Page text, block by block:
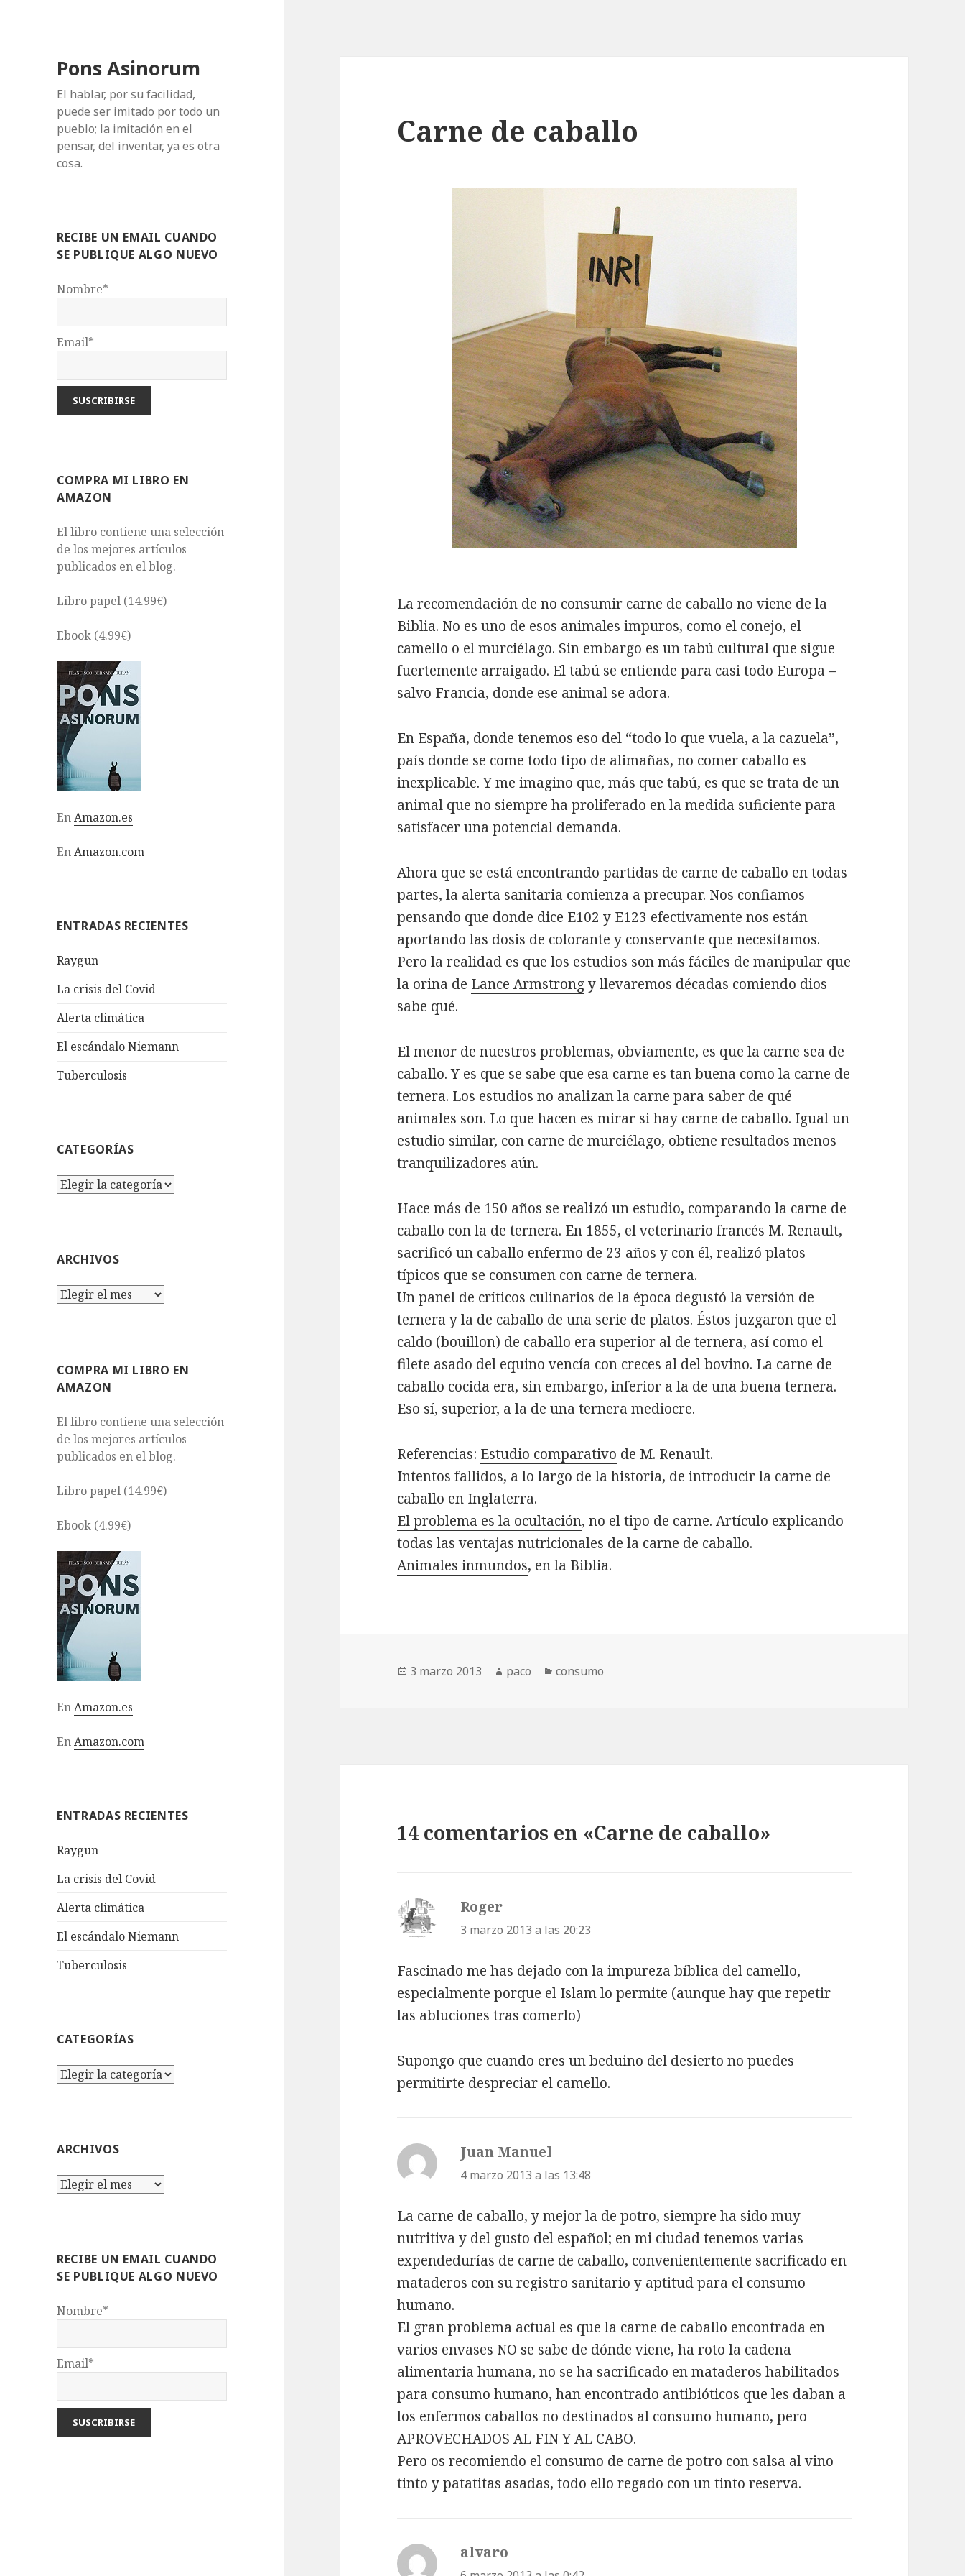
Pons Asinorum
El hablar, por su facilidad,
puede ser imitado por todo un
pueblo; la imitación en el
pensar, del inventar, ya es otra
cosa.
RECIBE UN EMAIL CUANDO
SE PUBLIQUE ALGO NUEVO
Nombre*
Email*
COMPRA MI LIBRO EN
AMAZON
El libro contiene una selección
de los mejores artículos
publicados en el blog.
Libro papel (14.99€)
Ebook (4.99€)
EnAmazon.es
EnAmazon.com
ENTRADAS RECIENTES
Raygun
La crisis del Covid
Alerta climática
El escándalo Niemann
Tuberculosis
CATEGORÍAS
Categorías
ARCHIVOS
Archivos
COMPRA MI LIBRO EN
AMAZON
El libro contiene una selección
de los mejores artículos
publicados en el blog.
Libro papel (14.99€)
Ebook (4.99€)
EnAmazon.es
EnAmazon.com
ENTRADAS RECIENTES
Raygun
La crisis del Covid
Alerta climática
El escándalo Niemann
Tuberculosis
CATEGORÍAS
Categorías
ARCHIVOS
Archivos
RECIBE UN EMAIL CUANDO
SE PUBLIQUE ALGO NUEVO
Nombre*
Email*
Carne de caballo
La recomendación de no consumir carne de caballo no viene de la
Biblia. No es uno de esos animales impuros, como el conejo, el
camello o el murciélago. Sin embargo es un tabú cultural que sigue
fuertemente arraigado. El tabú se entiende para casi todo Europa –
salvo Francia, donde ese animal se adora.
En España, donde tenemos eso del “todo lo que vuela, a la cazuela”,
país donde se come todo tipo de alimañas, no comer caballo es
inexplicable. Y me imagino que, más que tabú, es que se trata de un
animal que no siempre ha proliferado en la medida suficiente para
satisfacer una potencial demanda.
Ahora que se está encontrando partidas de carne de caballo en todas
partes, la alerta sanitaria comienza a precupar. Nos confiamos
pensando que donde dice E102 y E123 efectivamente nos están
aportando las dosis de colorante y conservante que necesitamos.
Pero la realidad es que los estudios son más fáciles de manipular que
la orina de Lance Armstrongy llevaremos décadas comiendo dios
sabe qué.
El menor de nuestros problemas, obviamente, es que la carne sea de
caballo. Y es que se sabe que esa carne es tan buena como la carne de
ternera. Los estudios no analizan la carne para saber de qué
animales son. Lo que hacen es mirar si hay carne de caballo. Igual un
estudio similar, con carne de murciélago, obtiene resultados menos
tranquilizadores aún.
Hace más de 150 años se realizó un estudio, comparando la carne de
caballo con la de ternera. En 1855, el veterinario francés M. Renault,
sacrificó un caballo enfermo de 23 años y con él, realizó platos
típicos que se consumen con carne de ternera.
Un panel de críticos culinarios de la época degustó la versión de
ternera y la de caballo de una serie de platos. Éstos juzgaron que el
caldo (bouillon) de caballo era superior al de ternera, así como el
filete asado del equino vencía con creces al del bovino. La carne de
caballo cocida era, sin embargo, inferior a la de una buena ternera.
Eso sí, superior, a la de una ternera mediocre.
Referencias: Estudio comparativo de M. Renault.
Intentos fallidos, a lo largo de la historia, de introducir la carne de
caballo en Inglaterra.
El problema es la ocultación, no el tipo de carne. Artículo explicando
todas las ventajas nutricionales de la carne de caballo.
Animales inmundos, en la Biblia.
Publicado
3 marzo 2013 Autor
paco Categorías
consumo
14 comentarios en «Carne de caballo»
Roger
3 marzo 2013 a las 20:23
Fascinado me has dejado con la impureza bíblica del camello,
especialmente porque el Islam lo permite (aunque hay que repetir
las abluciones tras comerlo)
Supongo que cuando eres un beduino del desierto no puedes
permitirte despreciar el camello.
Juan Manuel
4 marzo 2013 a las 13:48
La carne de caballo, y mejor la de potro, siempre ha sido muy
nutritiva y del gusto del español; en mi ciudad tenemos varias
expendedurías de carne de caballo, convenientemente sacrificado en
mataderos con su registro sanitario y aptitud para el consumo
humano.
El gran problema actual es que la carne de caballo encontrada en
varios envases NO se sabe de dónde viene, ha roto la cadena
alimentaria humana, no se ha sacrificado en mataderos habilitados
para consumo humano, han encontrado antibióticos que les daban a
los enfermos caballos no destinados al consumo humano, pero
APROVECHADOS AL FIN Y AL CABO.
Pero os recomiendo el consumo de carne de potro con salsa al vino
tinto y patatitas asadas, todo ello regado con un tinto reserva.
alvaro